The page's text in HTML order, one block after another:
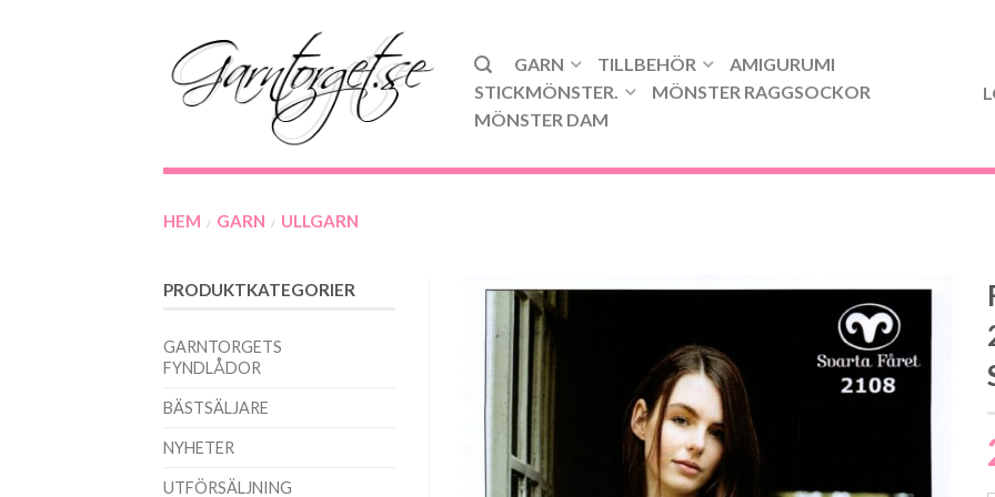
GARN TILLBEHÖR
AMIGURUMI
STICKMÖNSTER.
MÖNSTER RAGGSOCKOR
MÖNSTER DAM
HEM / GARN / ULLGARN
PRODUKTKATEGORIER
GARNTORGETS
FYNDLÅDOR
BÄSTSÄLJARE
NYHETER
UTFÖRSÄLJNING